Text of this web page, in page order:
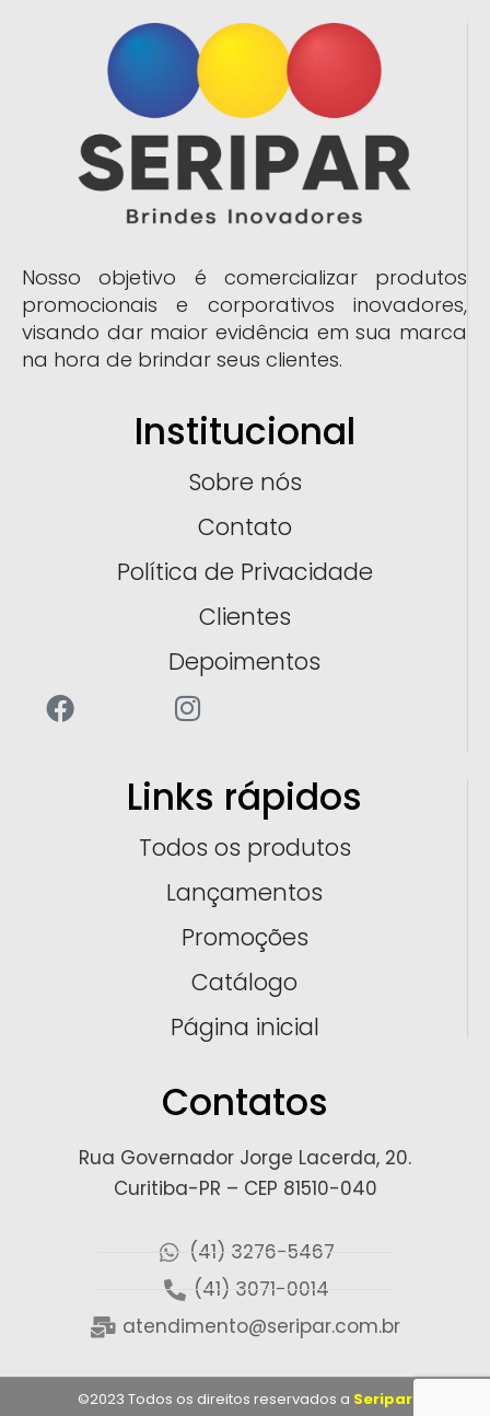
Nosso objetivo é comercializar produtos
promocionais e corporativos inovadores,
visando dar maior evidência em sua marca
na hora de brindar seus clientes.
Institucional
Sobre nós
Contato
Política de Privacidade
Clientes
Depoimentos
Links rápidos
Todos os produtos
Lançamentos
Promoções
Catálogo
Página inicial
Contatos
Rua Governador Jorge Lacerda, 20.
Curitiba-PR – CEP 81510-040
(41) 3276-5467
(41) 3071-0014
atendimento@seripar.com.br
©2023 Todos os direitos reservados a Seripar